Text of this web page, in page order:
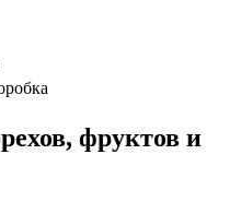
фруктов и